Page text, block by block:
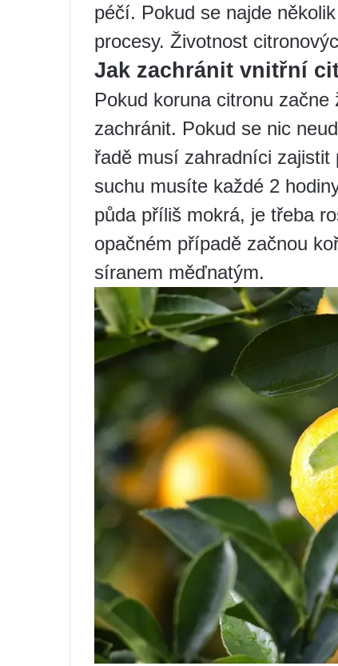
péčí. Pokud se najde
procesy. Životnost
Jak zachránit vnitřní
Pokud koruna citronu
zachránit. Pokud se nic
řadě musí zahradníci zajistit
suchu musíte každé 2
půda příliš mokrá, je třeba
opačném případě začnou
síranem měďnatým.